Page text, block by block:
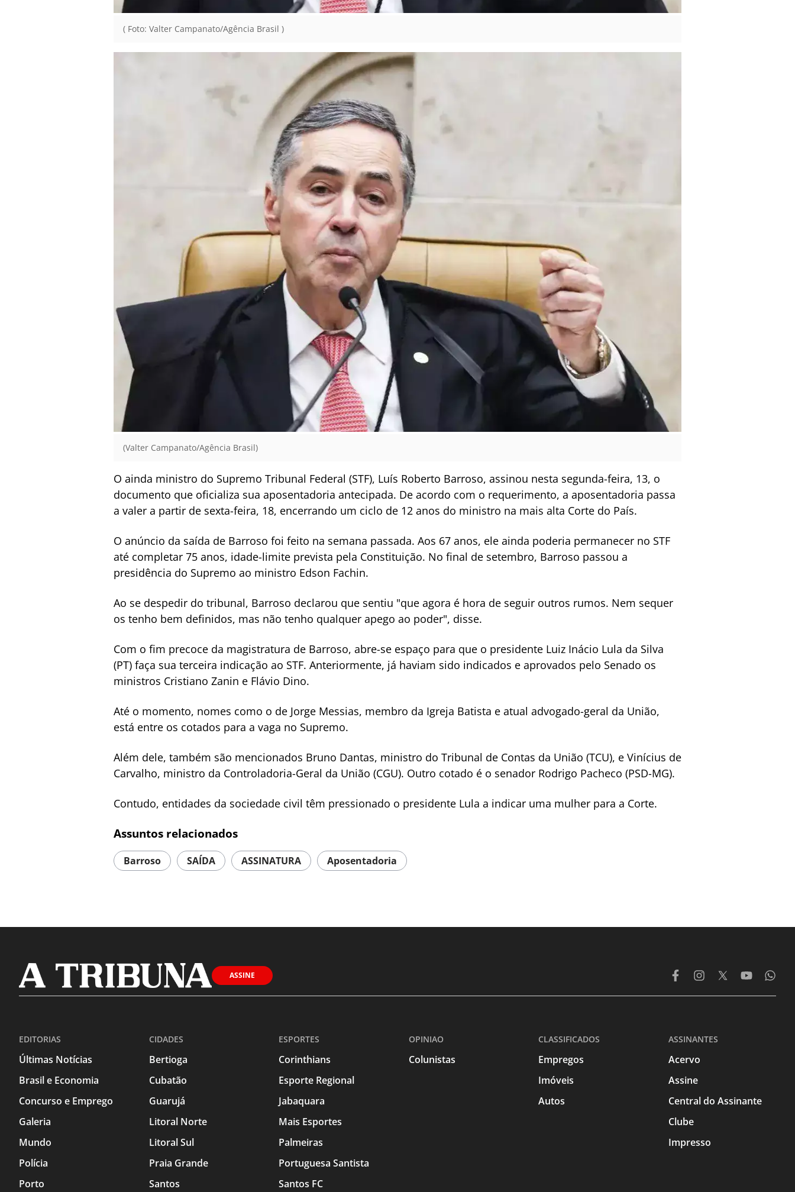
( Foto: Valter Campanato/Agência Brasil )
(Valter Campanato/Agência Brasil)
O ainda ministro do Supremo Tribunal Federal (STF), Luís Roberto Barroso, assinou nesta segunda-feira, 13, o
documento que oficializa sua aposentadoria antecipada. De acordo com o requerimento, a aposentadoria passa
a valer a partir de sexta-feira, 18, encerrando um ciclo de 12 anos do ministro na mais alta Corte do País.
O anúncio da saída de Barroso foi feito na semana passada. Aos 67 anos, ele ainda poderia permanecer no STF
até completar 75 anos, idade-limite prevista pela Constituição. No final de setembro, Barroso passou a
presidência do Supremo ao ministro Edson Fachin.
Ao se despedir do tribunal, Barroso declarou que sentiu "que agora é hora de seguir outros rumos. Nem sequer
os tenho bem definidos, mas não tenho qualquer apego ao poder", disse.
Com o fim precoce da magistratura de Barroso, abre-se espaço para que o presidente Luiz Inácio Lula da Silva
(PT) faça sua terceira indicação ao STF. Anteriormente, já haviam sido indicados e aprovados pelo Senado os
ministros Cristiano Zanin e Flávio Dino.
Até o momento, nomes como o de Jorge Messias, membro da Igreja Batista e atual advogado-geral da União,
está entre os cotados para a vaga no Supremo.
Além dele, também são mencionados Bruno Dantas, ministro do Tribunal de Contas da União (TCU), e Vinícius de
Carvalho, ministro da Controladoria-Geral da União (CGU). Outro cotado é o senador Rodrigo Pacheco (PSD-MG).
Contudo, entidades da sociedade civil têm pressionado o presidente Lula a indicar uma mulher para a Corte.
Assuntos relacionados
Barroso SAÍDA ASSINATURA Aposentadoria
ASSINE
EDITORIAS
Últimas Notícias
Brasil e Economia
Concurso e Emprego
Galeria
Mundo
Polícia
Porto
CIDADES
Bertioga
Cubatão
Guarujá
Litoral Norte
Litoral Sul
Praia Grande
Santos
ESPORTES
Corinthians
Esporte Regional
Jabaquara
Mais Esportes
Palmeiras
Portuguesa Santista
Santos FC
OPINIAO
Colunistas
CLASSIFICADOS
Empregos
Imóveis
Autos
ASSINANTES
Acervo
Assine
Central do Assinante
Clube
Impresso